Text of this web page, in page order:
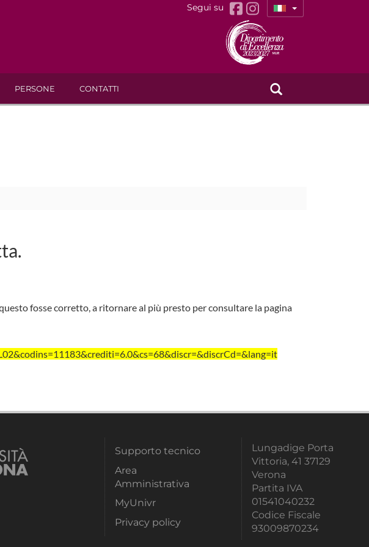
Segui su
PERSONE CONTATTI
fosse corretto, a ritornare al più presto per consultare la pagina
Supporto tecnico
Area
Amministrativa
MyUnivr
Privacy policy
Lungadige Porta
Vittoria, 41 37129
Verona
Partita IVA
01541040232
Codice Fiscale
93009870234